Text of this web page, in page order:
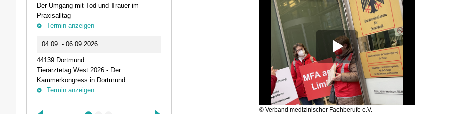
Play
Video
© Verband medizinischer Fachberufe e.V.
Der Umgang mit Tod und Trauer im
Praxisalltag
Termin anzeigen
04.09. - 06.09.2026
44139 Dortmund
Tierärztetag West 2026 - Der
Kammerkongress in Dortmund
Termin anzeigen
Fehler passieren – Umgang mit Fehlern
und die Bedeutung von CIRS-NRW
Kleine Pausen – Große Wirkung
DVG-Vet-Congress 2026
Termin anzeigen